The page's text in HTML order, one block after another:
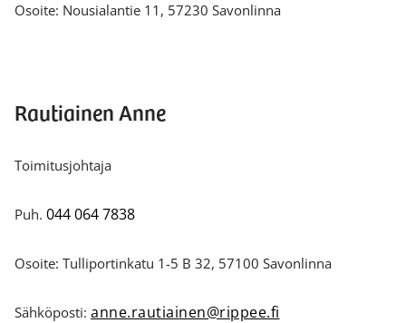
Osoite: Nousialantie 11, 57230 Savonlinna
Rautiainen Anne
Toimitusjohtaja
Puh. 044 064 7838
Osoite: Tulliportinkatu 1-5 B 32, 57100 Savonlinna
Sähköposti: anne.rautiainen@rippee.fi